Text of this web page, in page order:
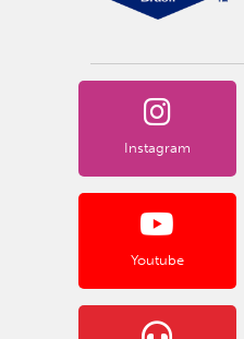
Instagram
Youtube